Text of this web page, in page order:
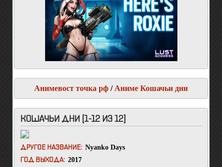
Анимевост точка рф / Аниме Кошачьи дни
КОШАЧЬИ ДНИ [1-12 ИЗ 12]
ДРУГОЕ НАЗВАНИЕ: Nyanko Days
ГОД ВЫХОДА: 2017